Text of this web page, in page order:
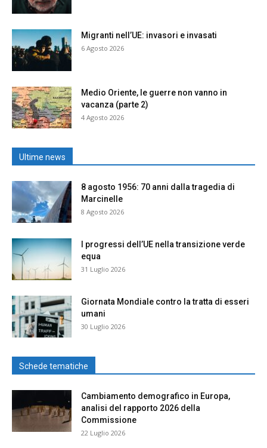
Migranti nell’UE: invasori e invasati
6 Agosto 2026
Medio Oriente, le guerre non vanno in
vacanza (parte 2)
4 Agosto 2026
Ultime news
8 agosto 1956: 70 anni dalla tragedia di
Marcinelle
8 Agosto 2026
I progressi dell’UE nella transizione verde
equa
31 Luglio 2026
Giornata Mondiale contro la tratta di esseri
umani
30 Luglio 2026
Schede tematiche
Cambiamento demografico in Europa,
analisi del rapporto 2026 della
Commissione
22 Luglio 2026